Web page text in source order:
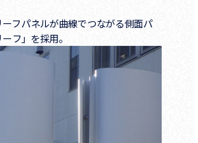
ーフパネルが曲線でつながる側面パ
フ」を採用。